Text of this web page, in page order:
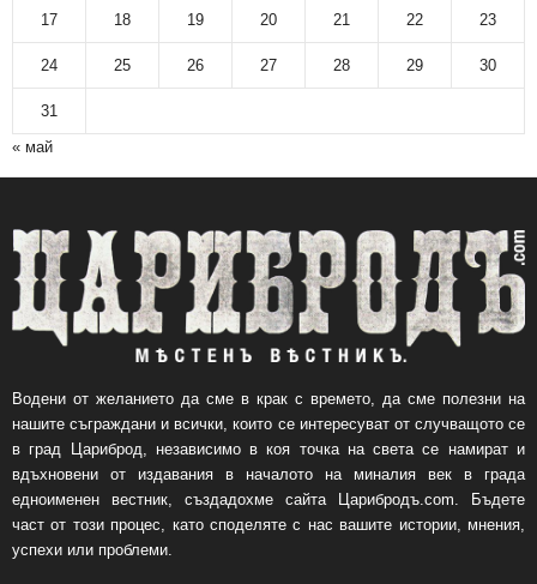
17 18 19 20 21 22 23
24 25 26 27 28 29 30
31
« май
Водени от желанието да сме в крак с времето, да сме полезни на
нашите съграждани и всички, които се интересуват от случващото се
в град Цариброд, независимо в коя точка на света се намират и
вдъхновени от издавания в началото на миналия век в града
едноименен вестник, създадохме сайта Царибродъ.com. Бъдете
част от този процес, като споделяте с нас вашите истории, мнения,
успехи или проблеми.